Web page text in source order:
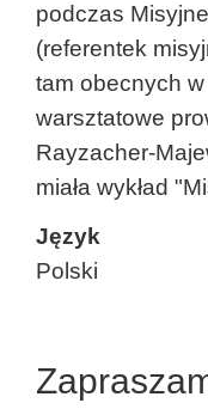
podczas
(referentek
tam obecnych
warsztatowe
Rayzacher-
miała wykład
Język
Polski